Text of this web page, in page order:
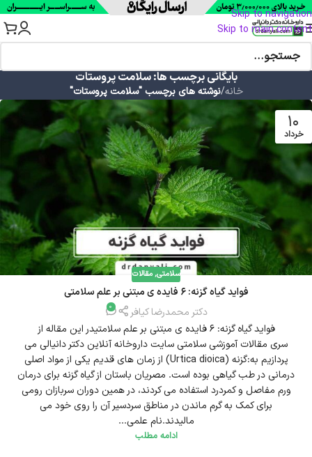
Skip to navigation
Skip to main content
بایگانی برچسب ها: سلامت پروستات
خانه/نوشته های برچسب "سلامت پروستات"
10
خرداد
سلامتی,مقالات
فواید گیاه گزنه: 6 فایده ی مبتنی بر علم سلامتی
دکتر محمدرضا کیافر
0
فواید گیاه گزنه: 6 فایده ی مبتنی بر علم سلامتیدر این مقاله از
سری مقالات آموزشی سلامتی سایت داروخانه آنلاین دکتر دانیالی می
پردازیم به:گزنه (Urtica dioica) از زمان های قدیم یکی از مواد اصلی
درمانی در طب گیاهی بوده است. مصریان باستان از گیاه گزنه برای درمان
ورم مفاصل و کمردرد استفاده می کردند، در همین دوران سربازان رومی
برای کمک به گرم ماندن در مناطق سردسیر آن را روی خود می
مالیدند.نام علمی...
ادامه مطلب